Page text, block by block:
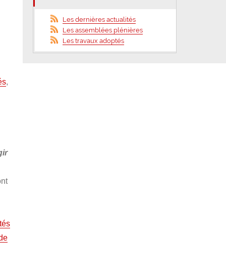
,
Les dernières actualités
Les assemblées plénières
Les travaux adoptés